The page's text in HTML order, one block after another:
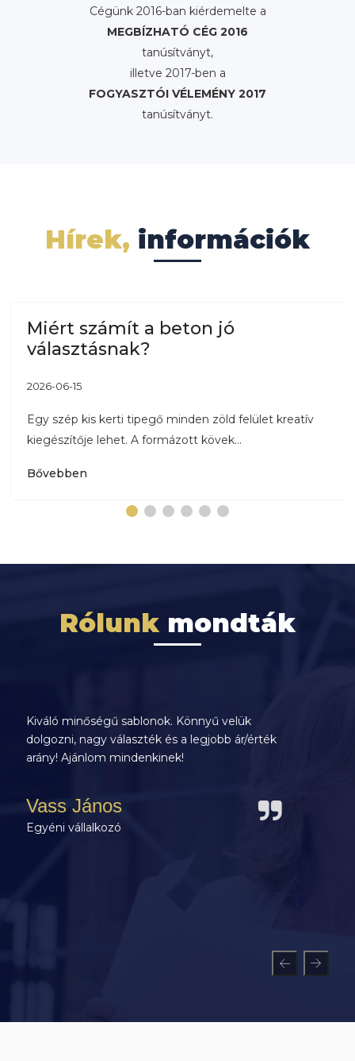
Cégünk 2016-ban kiérdemelte a
MEGBÍZHATÓ CÉG 2016
tanúsítványt,
illetve 2017-ben a
FOGYASZTÓI VÉLEMÉNY 2017
tanúsítványt.
Hírek, információk
Miért számít a beton jó
választásnak?
2026-06-15
Egy szép kis kerti tipegő minden zöld felület kreatív
kiegészítője lehet. A formázott kövek...
Bővebben
Rólunkmondták
Azért választottam a Szabósablon kerítés
sablonjai közül, mert laikus révén már a
kiválasztásban is rengeteget segítettek és a
tudtuk használni a kerítés sablonokat.
Hamarosan váza sablonokat is veszek a